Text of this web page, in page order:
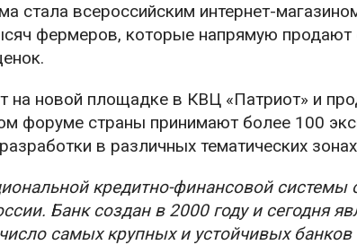
стала всероссийским интернет-
фермеров, которые напрямую
на новой площадке в КВЦ «Патриот» и
форуме страны принимают более 100
в различных тематических
кредитно-финансовой системы
Банк создан в 2000 году и сегодня
самых крупных и устойчивых